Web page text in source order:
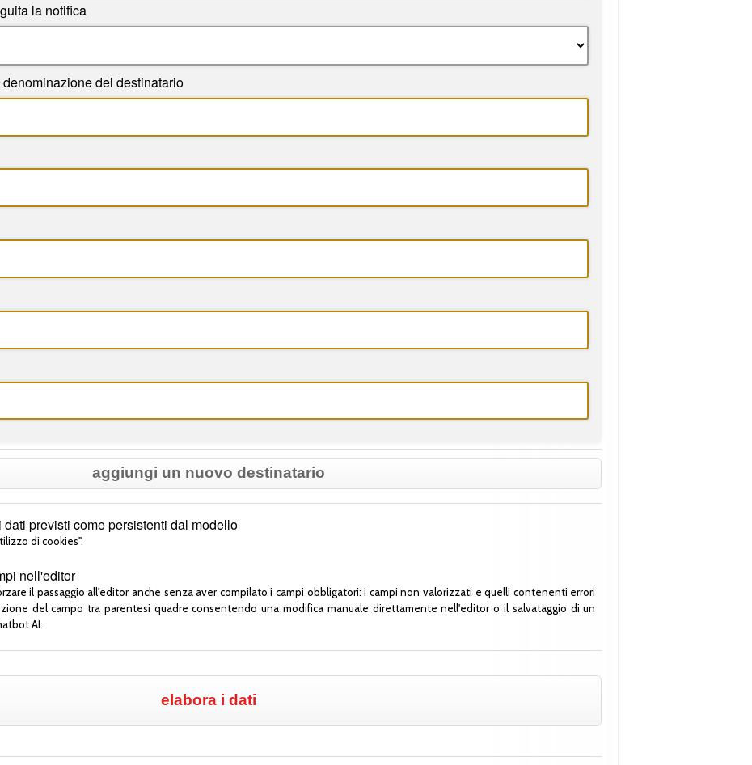
la notifica
del destinatario
aggiungi un nuovo destinatario
previsti come persistenti dal modello
di cookies".
nell'editor
il passaggio all'editor anche senza aver compilato i campi obbligatori: i campi non valorizzati e quelli contenenti errori
del campo tra parentesi quadre consentendo una modifica manuale direttamente nell'editor o il salvataggio di un
AI.